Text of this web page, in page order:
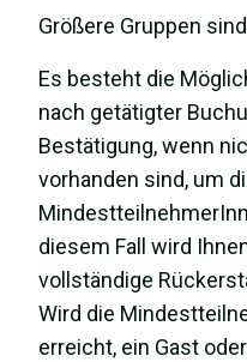
Größere Gruppen
Es besteht die
nach getätigter
Bestätigung, wenn
vorhanden sind, um
diesem Fall wird
vollständige
Wird die
erreicht, ein Gast